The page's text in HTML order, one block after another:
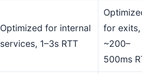
Optimized for internal
services, 1–3s RTT
for exits,
~200–
500ms